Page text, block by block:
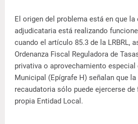
El origen del problema está en que la
adjudicataria está realizando
cuando el artículo 85.3 de la LRBRL,
Ordenanza Fiscal Reguladora de
privativa o aprovechamiento
Municipal (Epígrafe H) señalan que
recaudatoria sólo puede ejercerse
propia Entidad Local.